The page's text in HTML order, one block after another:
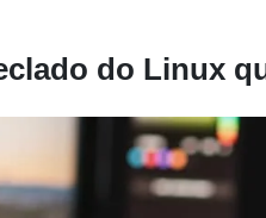
do Linux